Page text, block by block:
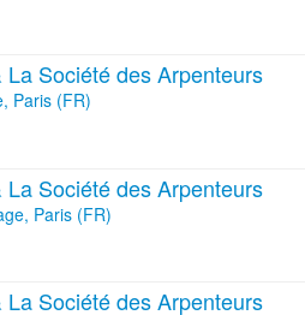
La Société des Arpenteurs
Paris (FR)
La Société des Arpenteurs
Paris (FR)
La Société des Arpenteurs